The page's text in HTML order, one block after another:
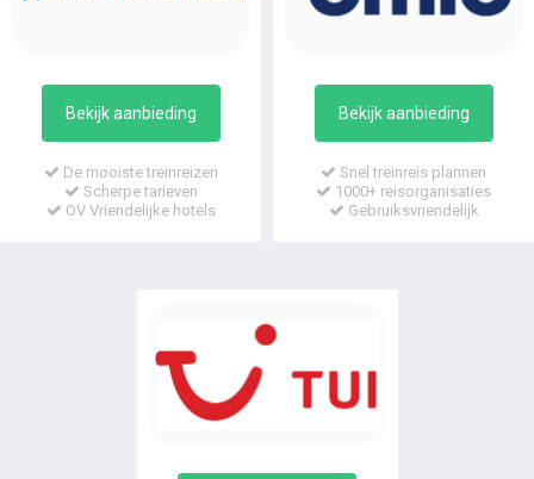
Bekijk aanbieding
De mooiste treinreizen
Scherpe tarieven
OV Vriendelijke hotels
Bekijk aanbieding
Snel treinreis plannen
1000+ reisorganisaties
Gebruiksvriendelijk